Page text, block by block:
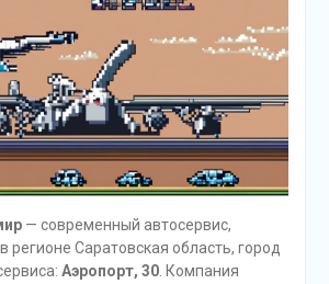
— современный автосервис,
регионе Саратовская область, город
Аэропорт, 30. Компания